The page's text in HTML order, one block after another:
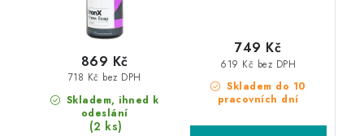
Skladem, ihned k
odeslání
(2 ks)
718 Kč bez DPH
869 Kč
Skladem do 10
pracovních dní
619 Kč bez DPH
749 Kč